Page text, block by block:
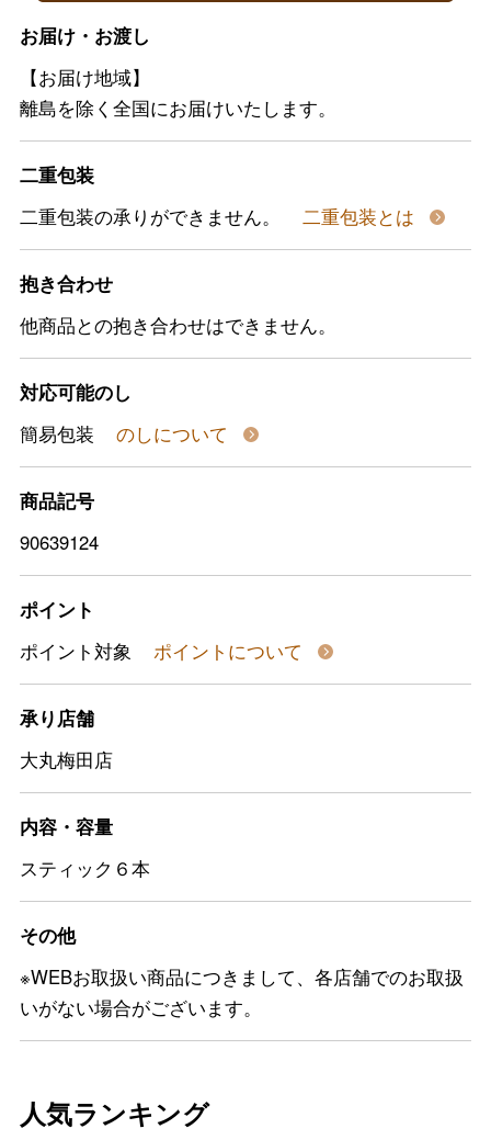
お届け・お渡し
【お届け地域】
離島を除く全国にお届けいたします。
二重包装
二重包装の承りができません。
二重包装とは
抱き合わせ
他商品との抱き合わせはできません。
対応可能のし
簡易包装
のしについて
商品記号
90639124
ポイント
ポイント対象
ポイントについて
承り店舗
大丸梅田店
内容・容量
スティック６本
その他
※WEBお取扱い商品につきまして、各店舗でのお取扱
いがない場合がございます。
人気ランキング